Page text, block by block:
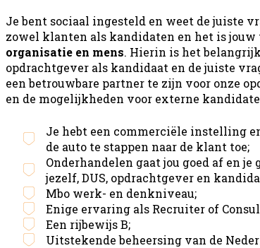
Je bent sociaal ingesteld en weet de juiste
zowel klanten als kandidaten en het is jouw
organisatie en mens. Hierin is het
opdrachtgever als kandidaat en de juiste
een betrouwbare partner te zijn voor onze
en de mogelijkheden voor externe
Je hebt een commerciële instelling
de auto te stappen naar de klant toe;
Onderhandelen gaat jou goed af en
jezelf, DUS, opdrachtgever en
Mbo werk- en denkniveau;
Enige ervaring als Recruiter of
Een rijbewijs B;
Uitstekende beheersing van de